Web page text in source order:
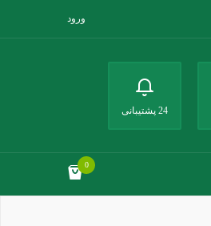
ورود
24 پشتیبانی
0